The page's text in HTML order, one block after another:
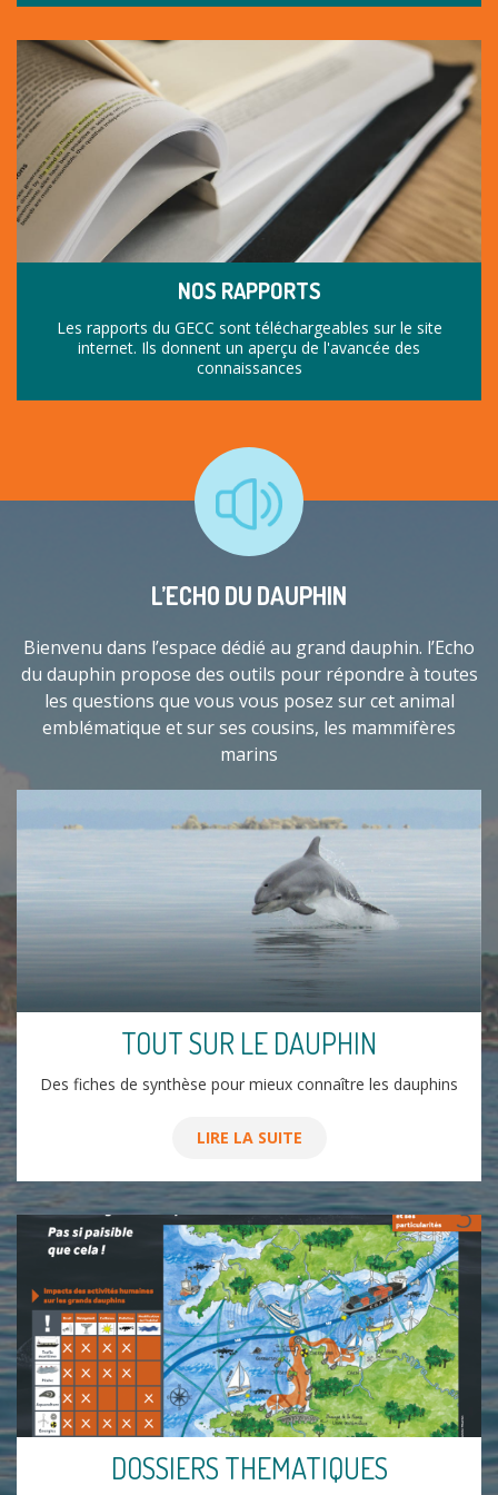
NOS RAPPORTS
Les rapports du GECC sont téléchargeables sur le site
internet. Ils donnent un aperçu de l'avancée des
connaissances
L’ECHO DU DAUPHIN
Bienvenu dans l’espace dédié au grand dauphin. l’Echo
du dauphin propose des outils pour répondre à toutes
les questions que vous vous posez sur cet animal
emblématique et sur ses cousins, les mammifères
marins
TOUT SUR LE DAUPHIN
Des fiches de synthèse pour mieux connaître les dauphins
LIRE LA SUITE
DOSSIERS THEMATIQUES